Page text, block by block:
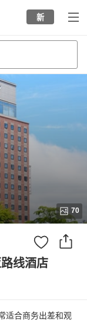
新
70
线酒店
适合商务出差和观